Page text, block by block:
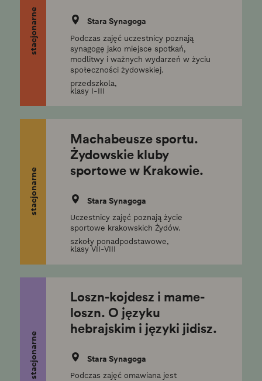
stacjonarne Stara Synagoga
Podczas zajęć uczestnicy poznają
synagogę jako miejsce spotkań,
modlitwy i ważnych wydarzeń w życiu
społeczności żydowskiej.
przedszkola,
klasy I-III
stacjonarne
Machabeusze sportu.
Żydowskie kluby
sportowe w Krakowie.
Stara Synagoga
Uczestnicy zajęć poznają życie
sportowe krakowskich Żydów.
szkoły ponadpodstawowe,
klasy VII-VIII
stacjonarne
Loszn-kojdesz i mame-
loszn. O języku
hebrajskim i języki jidisz.
Stara Synagoga
Podczas zajęć omawiana jest